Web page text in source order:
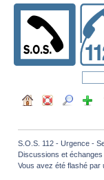
S.O.S. 112 - Urgence -
Discussions et échanges
Vous avez été flashé par